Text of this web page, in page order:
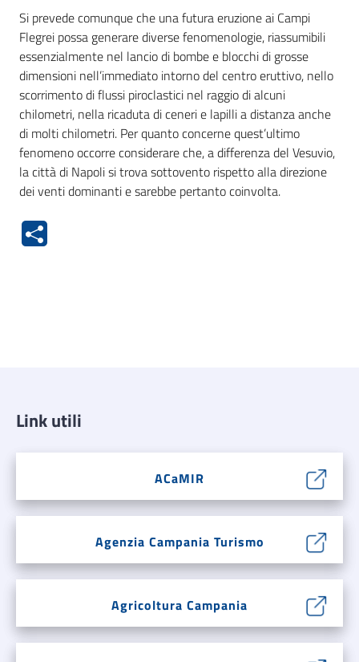
Si prevede comunque che una futura eruzione ai Campi
Flegrei possa generare diverse fenomenologie, riassumibili
essenzialmente nel lancio di bombe e blocchi di grosse
dimensioni nell’immediato intorno del centro eruttivo, nello
scorrimento di flussi piroclastici nel raggio di alcuni
chilometri, nella ricaduta di ceneri e lapilli a distanza anche
di molti chilometri. Per quanto concerne quest’ultimo
fenomeno occorre considerare che, a differenza del Vesuvio,
la città di Napoli si trova sottovento rispetto alla direzione
dei venti dominanti e sarebbe pertanto coinvolta.
Link utili
ACaMIR
Agenzia Campania Turismo
Agricoltura Campania